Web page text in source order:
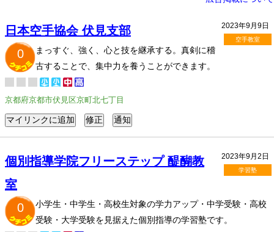
2023年9月9日
空手教室
日本空手協会 伏見支部
0
まっすぐ、強く、心と技を継承する。真剣に稽
古することで、集中力を養うことができます。
京都府京都市伏見区京町北七丁目
2023年9月2日
学習塾
個別指導学院フリーステップ 醍醐教
室
0
小学生・中学生・高校生対象の学力アップ・中学受験・高校
受験・大学受験を見据えた個別指導の学習塾です。